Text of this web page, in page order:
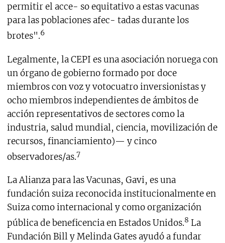
permitir el acce- so equitativo a estas vacunas
para las poblaciones afec- tadas durante los
brotes".6
Legalmente, la CEPI es una asociación noruega con
un órgano de gobierno formado por doce
miembros con voz y votocuatro inversionistas y
ocho miembros independientes de ámbitos de
acción representativos de sectores como la
industria, salud mundial, ciencia, movilización de
recursos, financiamiento)— y cinco
observadores/as.7
La Alianza para las Vacunas, Gavi, es una
fundación suiza reconocida institucionalmente en
Suiza como internacional y como organización
pública de beneficencia en Estados Unidos.8 La
Fundación Bill y Melinda Gates ayudó a fundar